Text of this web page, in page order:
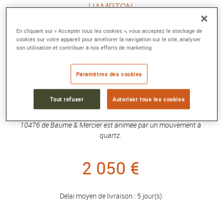
HAMPTON
Référence :10476
Collection :HAMPTON
La montre Hampton 10476 à quartz pour femme de Baume
& Mercier se compose d'un boîtier en acier poli de 35 mm
sur 22 mm et d'un bracelet assorti. Son cadran bleu satiné
des index plaqués rhodium et se compose d'aiguilles
10476 de Baume & Mercier est animée par un mouvement à
quartz.
2 050 €
Délai moyen de livraison : 5 jour(s)
En cliquant sur « Accepter tous les cookies », vous acceptez le stockage de
cookies sur votre appareil pour améliorer la navigation sur le site, analyser
son utilisation et contribuer à nos efforts de marketing.
Paramètres des cookies
Tout refuser Autoriser tous les cookies